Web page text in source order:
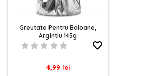
Greutate Pentru Baloane,
Argintiu 145g
Pret
4,99 lei